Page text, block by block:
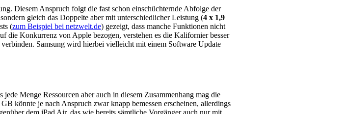
Diesem Anspruch folgt die fast schon einschüchternde Abfolge der
gleich das Doppelte aber mit unterschiedlicher Leistung (4 x 1,9
(zum Beispiel bei netzwelt.de) gezeigt, dass manche Funktionen nicht
die Konkurrenz von Apple bezogen, verstehen es die Kalifornier besser
Samsung wird hierbei vielleicht mit einem Software Update
jede Menge Ressourcen aber auch in diesem Zusammenhang mag die
könnte je nach Anspruch zwar knapp bemessen erscheinen, allerdings
dem iPad Air, das wie bereits sämtliche Vorgänger auch nur mit